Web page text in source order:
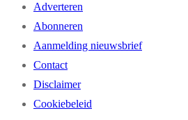
Adverteren
Abonneren
Aanmelding nieuwsbrief
Contact
Disclaimer
Cookiebeleid